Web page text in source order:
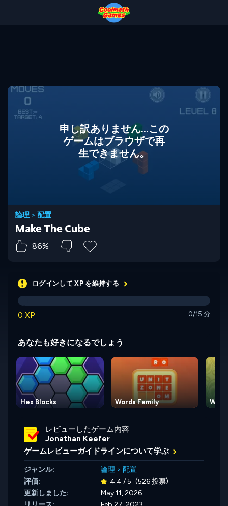
申し訳ありません...この
ゲームはブラウザで再
生できません。
論理 > 配置
Make The Cube
86%
ログインして XP を維持する
0 XP 0/15 分
あなたも好きになるでしょう
Hex Blocks Words Family
レビューしたゲーム内容
Jonathan Keefer
ゲームレビューガイドラインについて学ぶ
ジャンル: 論理 > 配置
評価:
4.4 / 5 (526 投票)
更新しました:
May 11, 2026